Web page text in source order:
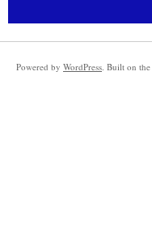
Powered by WordPress. Built on the